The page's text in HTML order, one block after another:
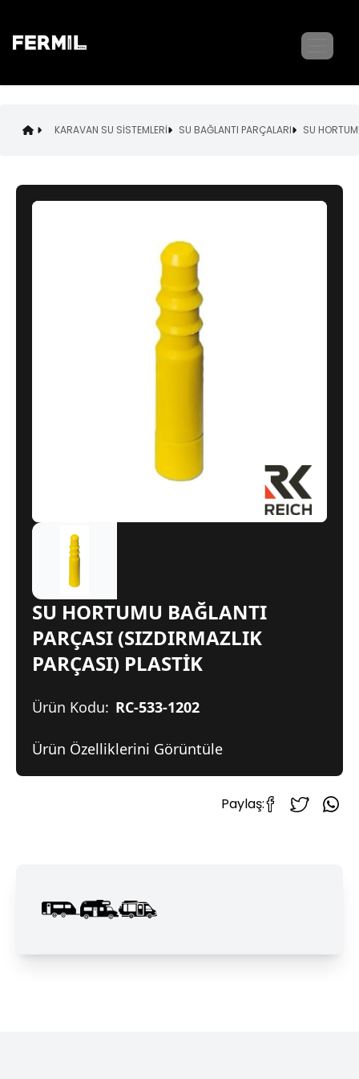
KARAVAN SU SİSTEMLERİ SU BAĞLANTI PARÇALARI SU
SU HORTUMU BAĞLANTI
PARÇASI (SIZDIRMAZLIK
PARÇASI) PLASTİK
Ürün Kodu: RC-533-1202
Ürün Özelliklerini Görüntüle
Paylaş: